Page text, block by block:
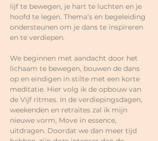
lijf te bewegen, je hart te luchten en je
hoofd te legen. Thema’s en begeleiding
ondersteunen om je dans te inspireren
en te verdiepen.
We beginnen met aandacht door het
lichaam te bewegen, bouwen de dans
op en eindigen in stilte met een korte
meditatie. Hier volg ik de opbouw van
de Vijf ritmes. In de verdiepingsdagen,
weekenden en retraites zal ik mijn
nieuwe vorm, Move in essence,
uitdragen. Doordat we dan meer tijd